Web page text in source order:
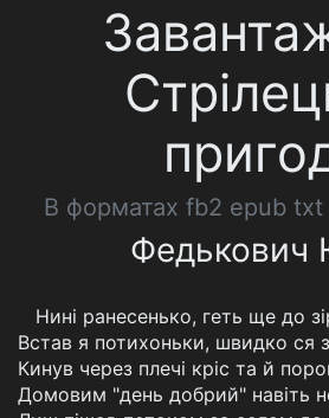
В форматах fb2 epub
Федькович
Нині ранесенько, геть ще до
Встав я потихоньки, швидко ся
Кинув через плечі кріс та й
Домовим "день добрий" навіть